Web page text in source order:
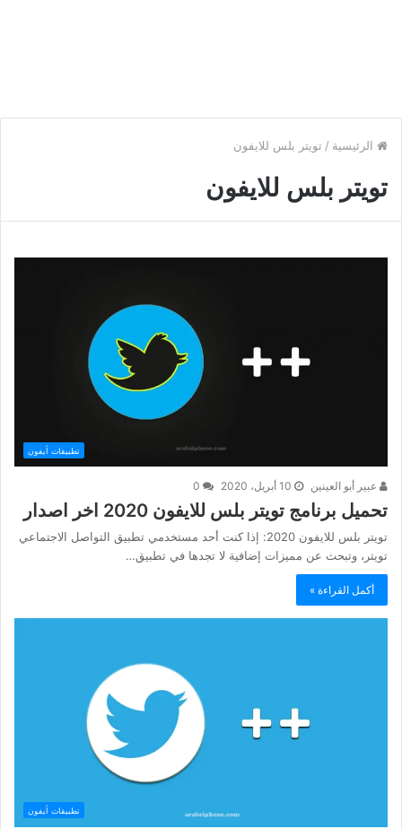
الرئيسية / تويتر بلس للايفون
تويتر بلس للايفون
تطبيقات أيفون
عبير أبو العينين 10 أبريل، 2020
تحميل برنامج تويتر بلس للايفون 2020 اخر اصدار
تويتر بلس للايفون 2020: إذا كنت أحد مستخدمي تطبيق التواصل الاجتماعي
تويتر، وتبحث عن مميزات إضافية لا تجدها في تطبيق…
أكمل القراءة »
تطبيقات أيفون